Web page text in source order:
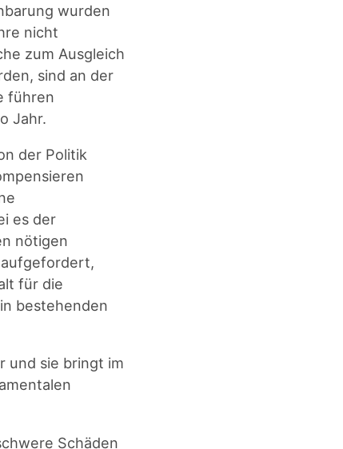
wurden
nicht
zum Ausgleich
sind an der
führen
Jahr.
der Politik
es der
nötigen
für die
bestehenden
und sie bringt im
Schäden